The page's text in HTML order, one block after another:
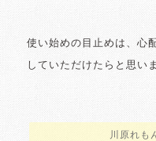
使い始めの目止めは、心
していただけたらと思い
川原れも